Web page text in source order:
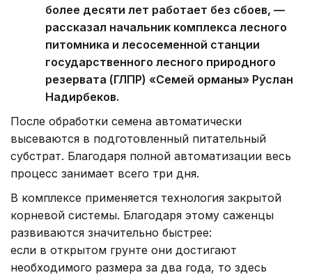
более десяти лет работает без сбоев, —
рассказал начальник комплекса лесного
питомника и лесосеменной станции
государственного лесного природного
резервата (ГЛПР) «Семей орманы» Руслан
Надирбеков.
После обработки семена автоматически
высеваются в подготовленный питательный
субстрат. Благодаря полной автоматизации весь
процесс занимает всего три дня.
В комплексе применяется технология закрытой
корневой системы. Благодаря этому саженцы
развиваются значительно быстрее:
если в открытом грунте они достигают
необходимого размера за два года, то здесь